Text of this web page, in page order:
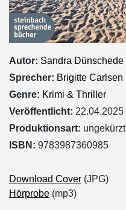
Autor: Sandra Dünschede
Sprecher: Brigitte Carlsen
Genre: Krimi & Thriller
Veröffentlicht: 22.04.2025
Produktionsart: ungekürzt
ISBN: 9783987360985
Download Cover (JPG)
Hörprobe (mp3)